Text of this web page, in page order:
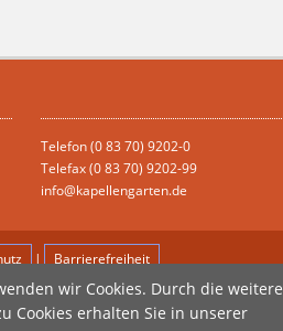
Telefon (0 83 70) 9202-0
Telefax (0 83 70) 9202-99
info@kapellengarten.de
| Barrierefreiheit anmelden
wir Cookies. Durch die weitere
Cookies erhalten Sie in unserer